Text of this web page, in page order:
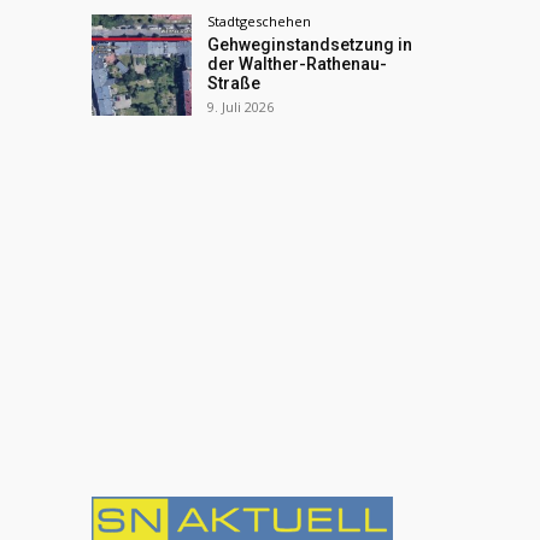
Stadtgeschehen
Gehweginstandsetzung in
der Walther-Rathenau-
Straße
9. Juli 2026